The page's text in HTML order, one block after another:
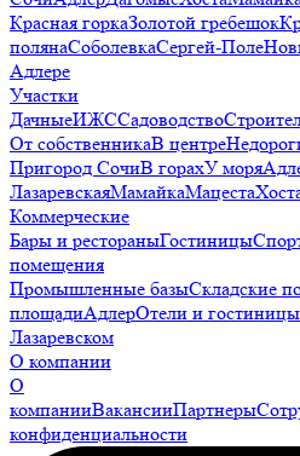
Красная горкаЗолотой гребешок
полянаСоболевкаСергей-Поле
Адлере
Участки
ДачныеИЖССадоводство
От собственникаВ центре
Пригород СочиВ горахУ моря
ЛазаревскаяМамайкаМацеста
Коммерческие
Бары и рестораныГостиницы
помещения
Промышленные базыСкладские
площадиАдлерОтели и
Лазаревском
О компании
О
компанииВакансииПартнеры
конфиденциальности